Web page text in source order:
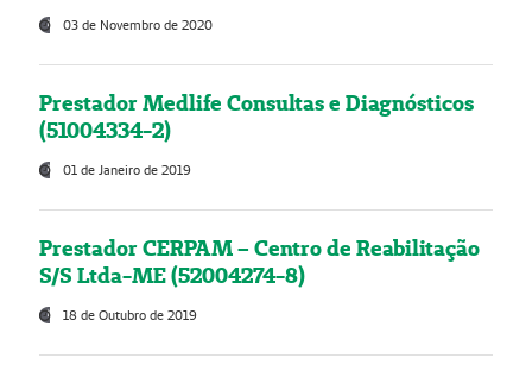
03 de Novembro de 2020
Prestador Medlife Consultas e Diagnósticos
(51004334-2)
01 de Janeiro de 2019
Prestador CERPAM – Centro de Reabilitação
S/S Ltda-ME (52004274-8)
18 de Outubro de 2019